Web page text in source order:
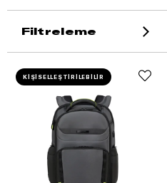
Filtreleme
KİŞİSELLEŞTİRİLEBİLİR